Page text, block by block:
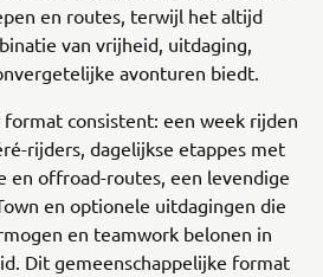
en routes, terwijl het altijd
van vrijheid, uitdaging,
avonturen biedt.
consistent: een week rijden
rijders, dagelijkse etappes met
en offroad-routes, een levendige
en optionele uitdagingen die
en teamwork belonen in
Dit gemeenschappelijke format